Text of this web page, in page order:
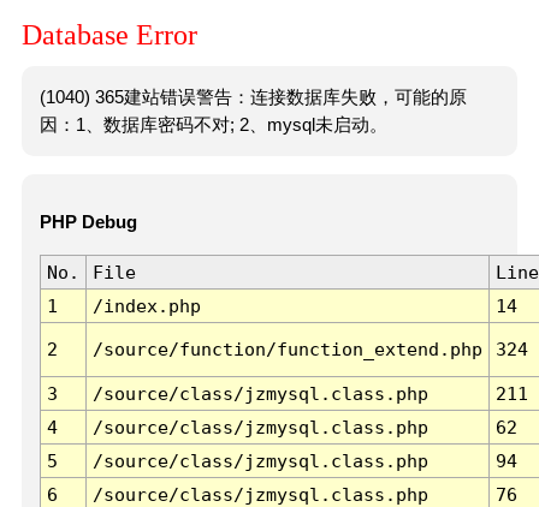
Database Error
(1040) 365建站错误警告：连接数据库失败，可能的原
因：1、数据库密码不对; 2、mysql未启动。
PHP Debug
No. File
Line
1
/index.php 14
2 /source/function/function_extend.php 324
3 /source/class/jzmysql.class.php
211
4
/source/class/jzmysql.class.php
62
5
/source/class/jzmysql.class.php
94
6
/source/class/jzmysql.class.php 76